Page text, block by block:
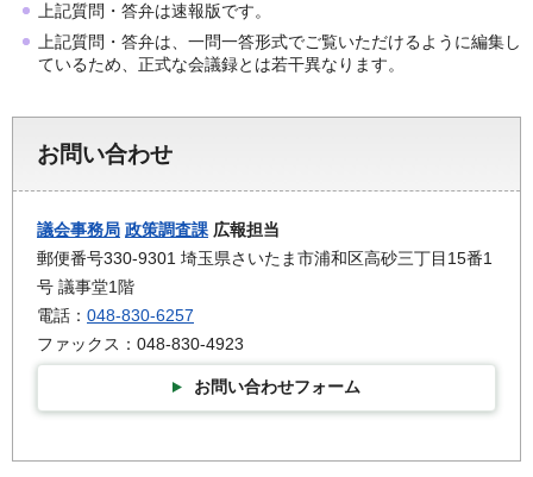
上記質問・答弁は速報版です。
上記質問・答弁は、一問一答形式でご覧いただけるように編集し
ているため、正式な会議録とは若干異なります。
お問い合わせ
議会事務局 政策調査課 広報担当
郵便番号330-9301 埼玉県さいたま市浦和区高砂三丁目15番1
号 議事堂1階
電話： 048-830-6257
ファックス：048-830-4923
お問い合わせフォーム